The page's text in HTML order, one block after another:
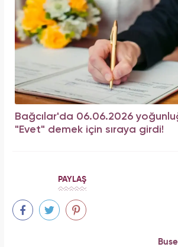
Bağcılar'da 06.06.2026
"Evet" demek için sıraya girdi!
PAYLAŞ